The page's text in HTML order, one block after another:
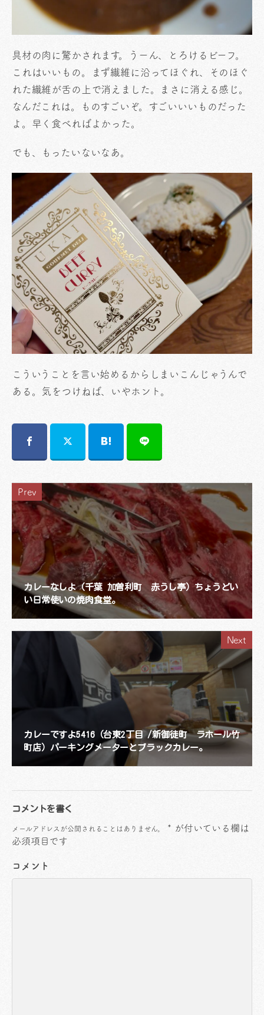
具材の肉に驚かされます。うーん、とろけるビーフ。
これはいいもの。まず繊維に沿ってほぐれ、そのほぐ
れた繊維が舌の上で消えました。まさに消える感じ。
なんだこれは。ものすごいぞ。すごいいいものだった
よ。早く食べればよかった。
でも、もったいないなあ。
こういうことを言い始めるからしまいこんじゃうんで
ある。気をつけねば、いやホント。
Prev
カレーなしよ（千葉 加曽利町 赤うし亭）ちょうどい
い日常使いの焼肉食堂。
Next
カレーですよ5416（台東2丁目 /新御徒町 ラホール竹
町店）パーキングメーターとブラックカレー。
コメントを書く
メールアドレスが公開されることはありません。 * が付いている欄は
必須項目です
コメント